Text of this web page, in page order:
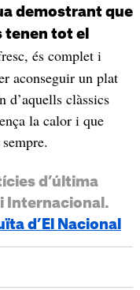
demostrant que
tot el
és complet i
aconseguir un plat
d’aquells clàssics
la calor i que
d’última
Internacional.
d’El Nacional